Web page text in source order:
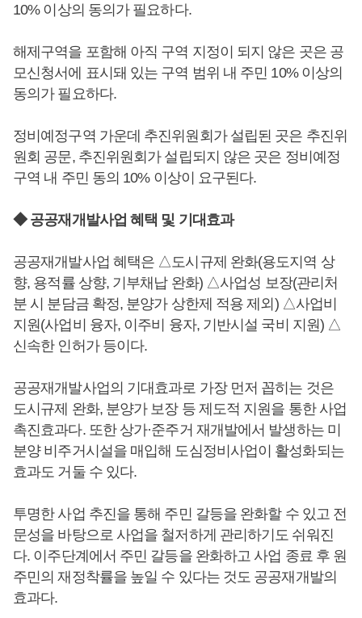
10% 이상의 동의가 필요하다.
해제구역을 포함해 아직 구역 지정이 되지 않은 곳은 공
모신청서에 표시돼 있는 구역 범위 내 주민 10% 이상의
동의가 필요하다.
정비예정구역 가운데 추진위원회가 설립된 곳은 추진위
원회 공문, 추진위원회가 설립되지 않은 곳은 정비예정
구역 내 주민 동의 10% 이상이 요구된다.
◆ 공공재개발사업 혜택 및 기대효과
공공재개발사업 혜택은 △도시규제 완화(용도지역 상
향, 용적률 상향, 기부채납 완화) △사업성 보장(관리처
분 시 분담금 확정, 분양가 상한제 적용 제외) △사업비
지원(사업비 융자, 이주비 융자, 기반시설 국비 지원) △
신속한 인허가 등이다.
공공재개발사업의 기대효과로 가장 먼저 꼽히는 것은
도시규제 완화, 분양가 보장 등 제도적 지원을 통한 사업
촉진효과다. 또한 상가·준주거 재개발에서 발생하는 미
분양 비주거시설을 매입해 도심정비사업이 활성화되는
효과도 거둘 수 있다.
투명한 사업 추진을 통해 주민 갈등을 완화할 수 있고 전
문성을 바탕으로 사업을 철저하게 관리하기도 쉬워진
다. 이주단계에서 주민 갈등을 완화하고 사업 종료 후 원
주민의 재정착률을 높일 수 있다는 것도 공공재개발의
효과다.